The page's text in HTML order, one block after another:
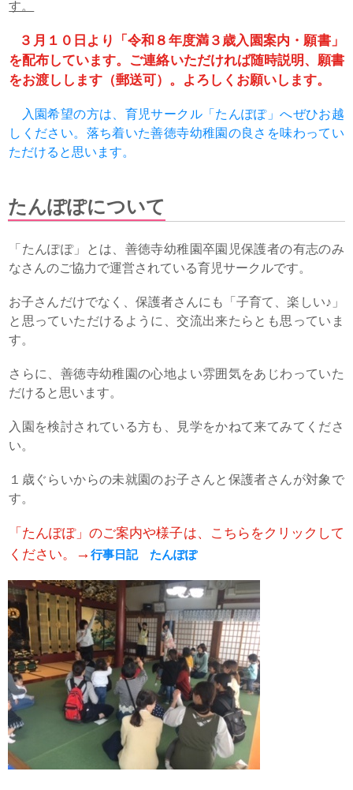
す。
３月１０日より「令和８年度満３歳入園案内・願書」
を配布しています。 ご連絡いただければ随時説明、願書
をお渡しします（郵送可）。よろしくお願いします。
入園希望の方は、育児サークル「たんぽぽ」へぜひお越
しください。落ち着いた善徳寺幼稚園の良さを味わってい
ただけると思います。
たんぽぽについて
「たんぽぽ」とは、善徳寺幼稚園卒園児保護者の有志のみ
なさんのご協力で運営されている育児サークルです。
お子さんだけでなく、保護者さんにも「子育て、楽しい♪」
と思っていただけるように、交流出来たらとも思っていま
す。
さらに、善徳寺幼稚園の心地よい雰囲気をあじわっていた
だけると思います。
入園を検討されている方も、見学をかねて来てみてくださ
い。
１歳ぐらいからの未就園のお子さんと保護者さんが対象で
す。
「たんぽぽ」のご案内や様子は、こちらをクリックして
ください。
→行事日記 たんぽぽ